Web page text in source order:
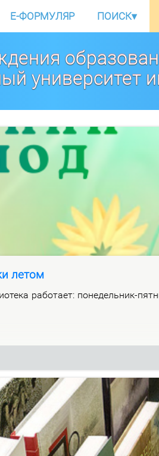
E-ФОРМУЛЯР ПОИСК▾
летом
ра­бо­та­ет: по­не­дель­ник-